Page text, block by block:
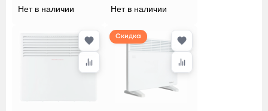
Нет в наличии Нет в наличии
Скидка